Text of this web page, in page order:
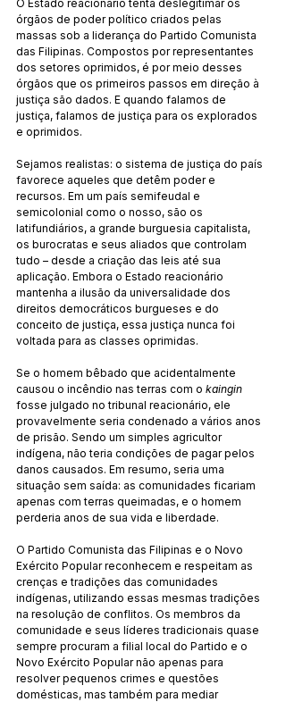
O Estado reacionário tenta deslegitimar os
órgãos de poder político criados pelas
massas sob a liderança do Partido Comunista
das Filipinas. Compostos por representantes
dos setores oprimidos, é por meio desses
órgãos que os primeiros passos em direção à
justiça são dados. E quando falamos de
justiça, falamos de justiça para os explorados
e oprimidos.
Sejamos realistas: o sistema de justiça do país
favorece aqueles que detêm poder e
recursos. Em um país semifeudal e
semicolonial como o nosso, são os
latifundiários, a grande burguesia capitalista,
os burocratas e seus aliados que controlam
tudo – desde a criação das leis até sua
aplicação. Embora o Estado reacionário
mantenha a ilusão da universalidade dos
direitos democráticos burgueses e do
conceito de justiça, essa justiça nunca foi
voltada para as classes oprimidas.
Se o homem bêbado que acidentalmente
causou o incêndio nas terras com o kaingin
fosse julgado no tribunal reacionário, ele
provavelmente seria condenado a vários anos
de prisão. Sendo um simples agricultor
indígena, não teria condições de pagar pelos
danos causados. Em resumo, seria uma
situação sem saída: as comunidades ficariam
apenas com terras queimadas, e o homem
perderia anos de sua vida e liberdade.
O Partido Comunista das Filipinas e o Novo
Exército Popular reconhecem e respeitam as
crenças e tradições das comunidades
indígenas, utilizando essas mesmas tradições
na resolução de conflitos. Os membros da
comunidade e seus líderes tradicionais quase
sempre procuram a filial local do Partido e o
Novo Exército Popular não apenas para
resolver pequenos crimes e questões
domésticas, mas também para mediar